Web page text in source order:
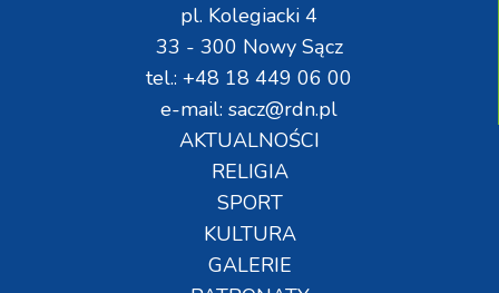
pl. Kolegiacki 4
33 - 300 Nowy Sącz
tel.: +48 18 449 06 00
e-mail: sacz@rdn.pl
AKTUALNOŚCI
RELIGIA
SPORT
KULTURA
GALERIE